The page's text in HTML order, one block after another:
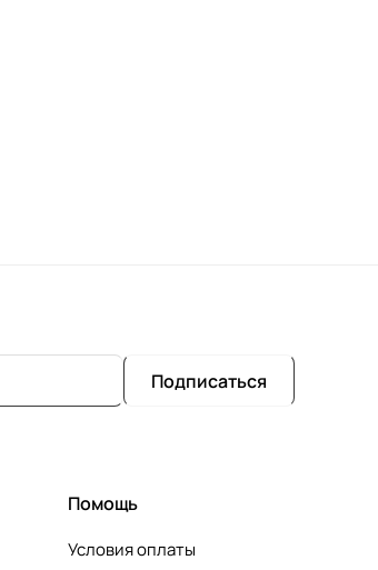
Подписаться
Помощь
Условия оплаты